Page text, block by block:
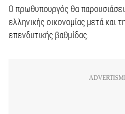
Ο πρωθυπουργός θα
ελληνικής οικονομίας μετά και
επενδυτικής βαθμίδας.